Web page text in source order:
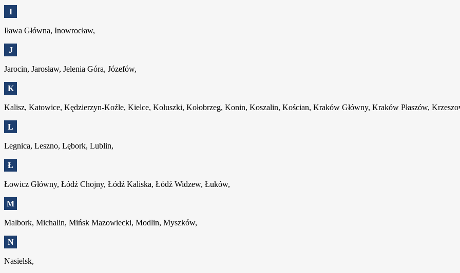
I
Iława Główna, Inowrocław,
J
Jarocin, Jarosław, Jelenia Góra, Józefów,
K
Kalisz, Katowice, Kędzierzyn-Koźle, Kielce, Koluszki, Kołobrzeg, Konin, Koszalin, Kościan, Kraków Główny, Kraków Płaszów,
L
Legnica, Leszno, Lębork, Lublin,
Ł
Łowicz Główny, Łódź Chojny, Łódź Kaliska, Łódź Widzew, Łuków,
M
Malbork, Michalin, Mińsk Mazowiecki, Modlin, Myszków,
N
Nasielsk,